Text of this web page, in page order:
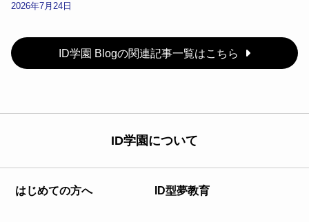
2026年7月24日
ID学園 Blogの関連記事一覧はこちら
ID学園について
はじめての方へ ID型夢教育